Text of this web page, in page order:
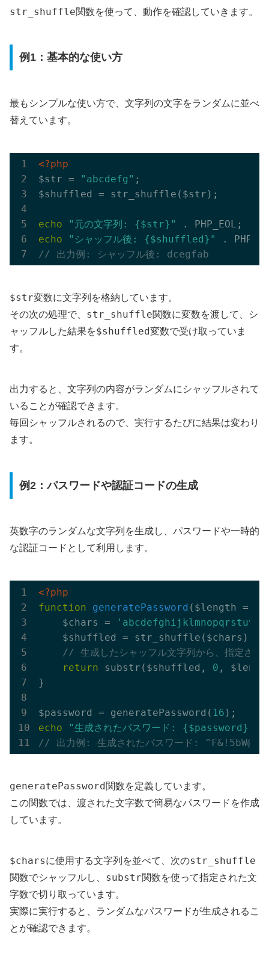
str_shuffle関数を使って、動作を確認していきます。
例1：基本的な使い方
最もシンプルな使い方で、文字列の文字をランダムに並べ
替えています。
<?php
$str =
"abcdefg" ;
$shuffled = str_shuffle($str);
echo "元の文字列: {$str}"
echo
"シャッフル後: {$shuffled}"
// 出力例: シャッフル後: dcegfab
$str変数に文字列を格納しています。
その次の処理で、 str_shuffle関数に変数を渡して、シ
ャッフルした結果を$shuffled変数で受け取っていま
す。
出力すると、文字列の内容がランダムにシャッフルされて
いることが確認できます。
毎回シャッフルされるので、実行するたびに結果は変わり
ます。
例2：パスワードや認証コードの生成
英数字のランダムな文字列を生成し、パスワードや一時的
な認証コードとして利用します。
<?php
function
generatePassword ($length =
    $chars =
    $shuffled = str_shuffle($chars);
// 生成したシャッフル文字列から、指定され
return substr($shuffled, 0 ,
}
$password = generatePassword( 16
echo
"生成されたパスワード: {$password}"
// 出力例: 生成されたパスワード:
generatePassword 関数を定義しています。
この関数では、渡された文字数で簡易なパスワードを作成
しています。
$charsに使用する文字列を並べて、次のstr_shuffle
関数でシャッフルし、 substr関数を使って指定された文
字数で切り取っています。
実際に実行すると、ランダムなパスワードが生成されるこ
とが確認できます。